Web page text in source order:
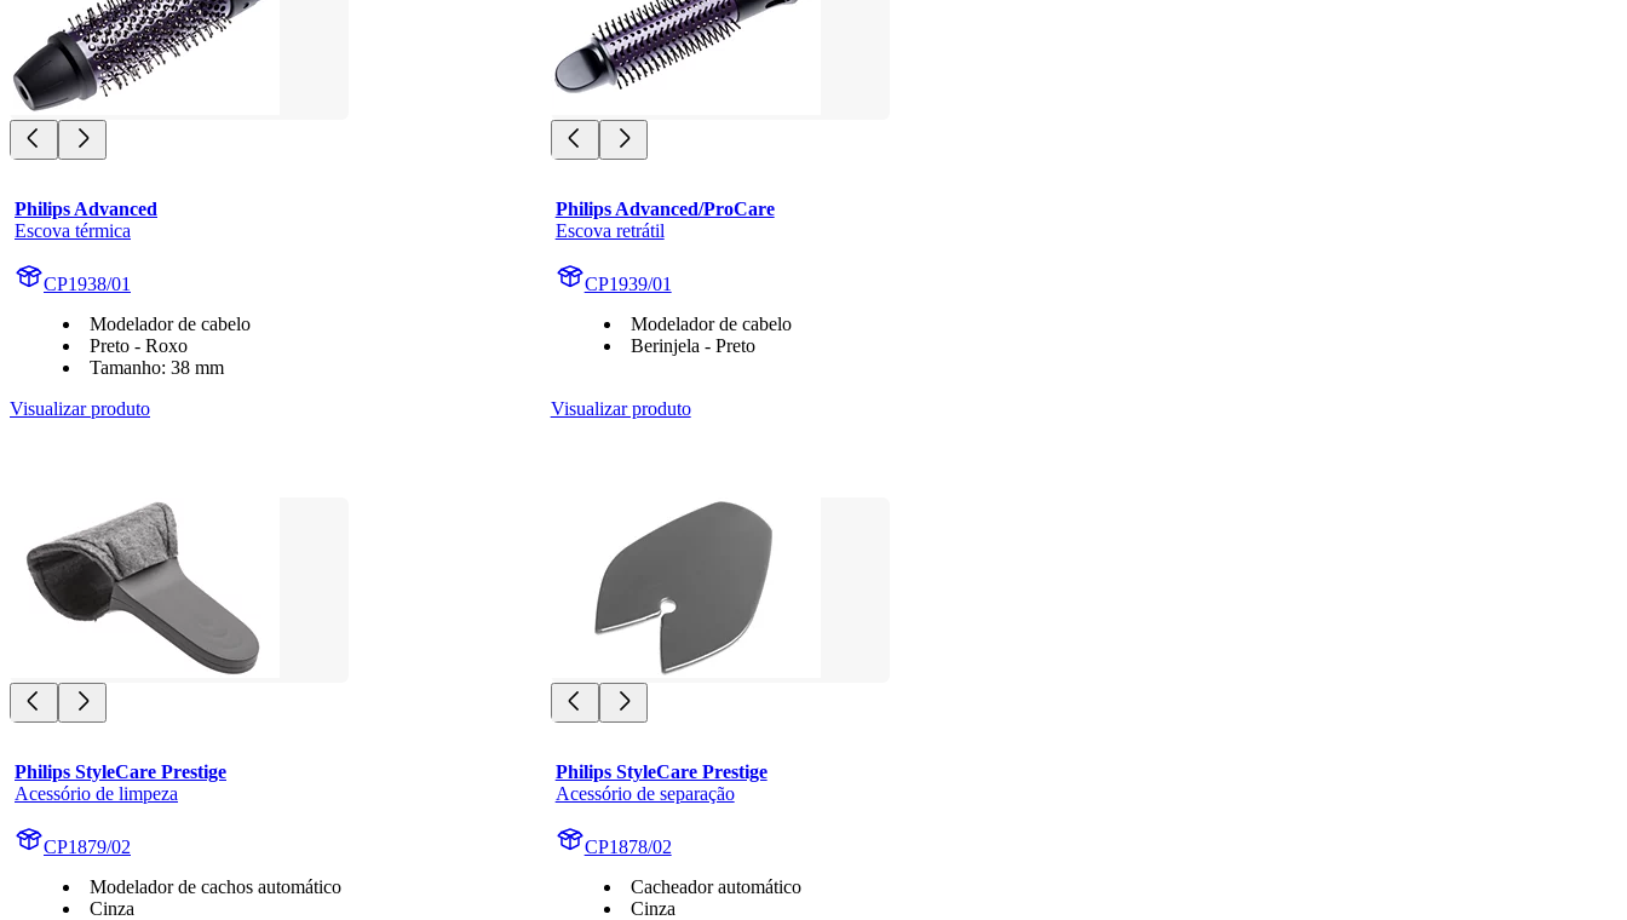
Philips Advanced
Escova térmica
CP1938/01
Modelador de cabelo
Preto - Roxo
Tamanho: 38 mm
Visualizar produto
Philips Advanced/ProCare
Escova retrátil
CP1939/01
Modelador de cabelo
Berinjela - Preto
Visualizar produto
Philips StyleCare Prestige
Acessório de limpeza
CP1879/02
Modelador de cachos automático
Cinza
Philips StyleCare Prestige
Acessório de separação
CP1878/02
Cacheador automático
Cinza